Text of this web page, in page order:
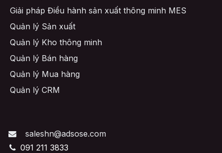
Giải pháp Điều hành sản xuất thông minh MES
Quản lý Sản xuất
Quản lý Kho thông minh
Quản lý Bán hàng
Quản lý Mua hàng
Quản lý CRM
saleshn@adsose.com
091 211 3833